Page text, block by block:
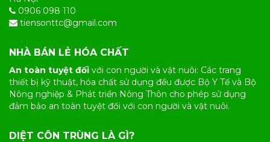
0906 098 110
tiensonttc@gmail.com
NHÀ BÁN LẺ HÓA CHẤT
An toàn tuyệt đối với con người và vật nuôi: Các trang
thiết bị kỹ thuật, hóa chất sử dụng đều được Bộ Y Tế và Bộ
Nông nghiệp & Phát triển Nông Thôn cho phép sử dụng
đảm bảo an toàn tuyệt đối với con người và vật nuôi.
DIỆT CÔN TRÙNG LÀ GÌ?